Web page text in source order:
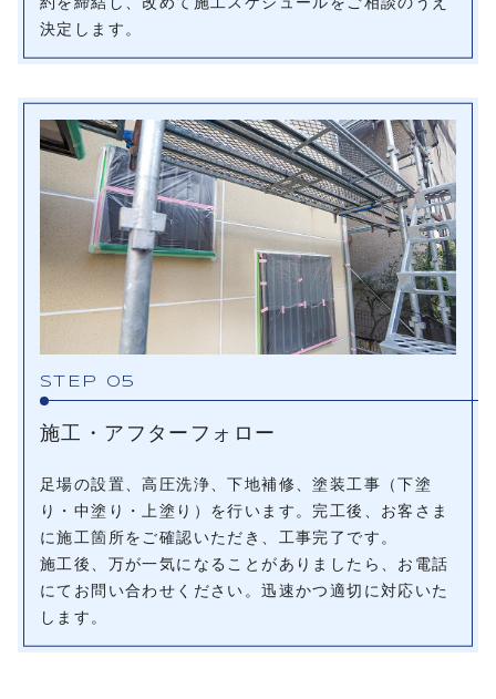
決定します。
STEP 05
施工・アフターフォロー
足場の設置、高圧洗浄、下地補修、塗装工事（下塗
り・中塗り・上塗り）を行います。完工後、お客さま
に施工箇所をご確認いただき、工事完了です。
施工後、万が一気になることがありましたら、お電話
にてお問い合わせください。迅速かつ適切に対応いた
します。